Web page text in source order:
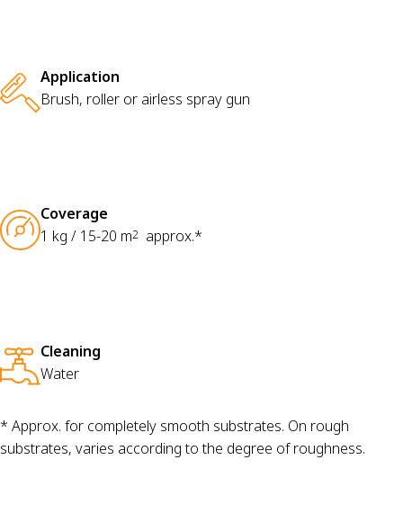
Application
Brush, roller or airless spray gun
Coverage
1 kg / 15-20 m2 approx.*
Cleaning
Water
* Approx. for completely smooth substrates. On rough
substrates, varies according to the degree of roughness.